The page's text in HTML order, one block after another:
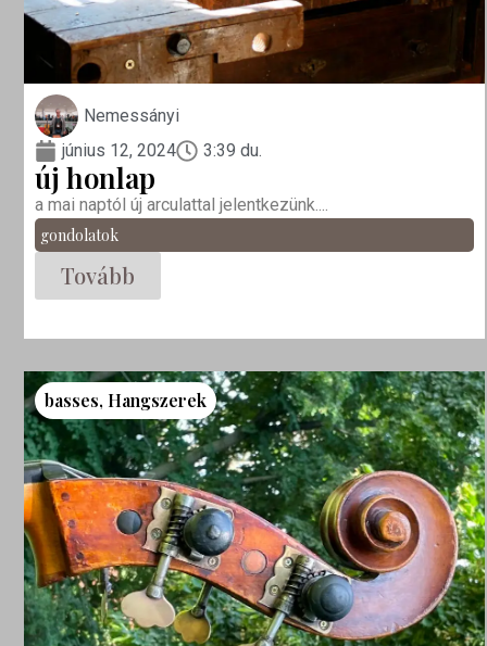
Nemessányi
június 12, 2024
3:39 du.
új honlap
a mai naptól új arculattal jelentkezünk....
gondolatok
Tovább
basses, Hangszerek